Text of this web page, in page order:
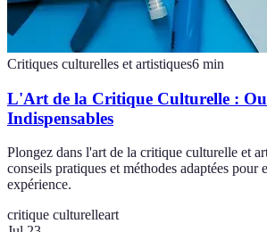
Critiques culturelles et artistiques6 min
L'Art de la Critique Culturelle :
Indispensables
Plongez dans l'art de la critique culturelle et
conseils pratiques et méthodes adaptées pour
expérience.
critique culturelleart